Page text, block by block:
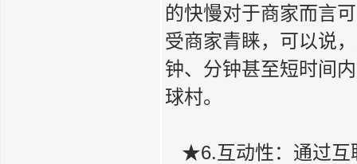
的快慢对于商家而言
受商家青睐，可以说
钟、分钟甚至短时间
球村。
★6.互动性：通过互